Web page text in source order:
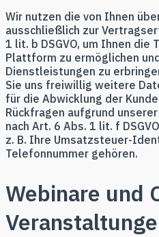
Wir nutzen die von Ihnen
ausschließlich zur
1 lit. b DSGVO, um Ihnen die
Plattform zu ermöglichen
Dienstleistungen zu
Sie uns freiwillig weitere
für die Abwicklung der
Rückfragen aufgrund
nach Art. 6 Abs. 1 lit. f
z. B. Ihre Umsatzsteuer-
Telefonnummer gehören.
Webinare und